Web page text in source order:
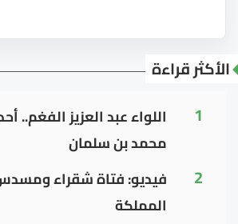
الأكثر قراءة
1
اللواء عبد العزيز الفغم..
محمد بن سلمان
2
فيديو: فتاة شقراء
المملكة